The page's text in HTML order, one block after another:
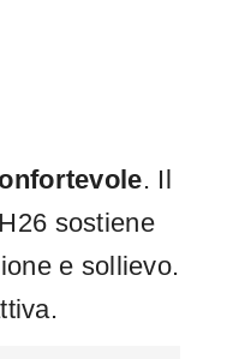
. Il
sostiene
e sollievo.